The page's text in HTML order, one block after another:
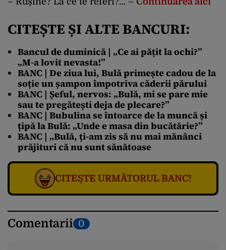
CITEȘTE ȘI ALTE BANCURI:
Bancul de duminică | „Ce ai pățit la ochi?”
„M-a lovit nevasta!”
BANC | De ziua lui, Bulă primește cadou de la
soție un șampon împotriva căderii părului
BANC | Șeful, nervos: „Bulă, mi se pare mie
sau te pregătești deja de plecare?”
BANC | Bubulina se întoarce de la muncă și
țipă la Bulă: „Unde e masa din bucătărie?”
BANC | „Bulă, ți-am zis să nu mai mănânci
prăjituri că nu sunt sănătoase
CITEȘTE URMĂTORUL BANC!
Comentarii 0